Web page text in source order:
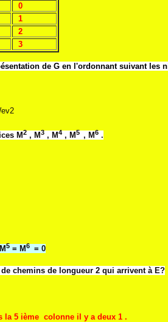
0
1
2
3
de G en l'ordonnant suivant les
M2 , M3 , M4 , M5, M6 .
5 = M6 = 0
chemins de longueur 2 qui arrivent à E?
la 5 ième colonne il y a deux 1 .